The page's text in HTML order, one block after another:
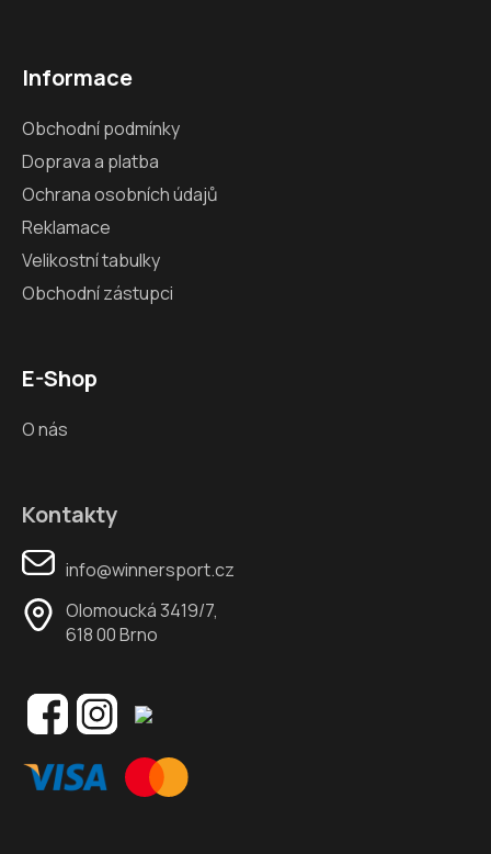
Informace
Obchodní podmínky
Doprava a platba
Ochrana osobních údajů
Reklamace
Velikostní tabulky
Obchodní zástupci
E-Shop
O nás
Kontakty
info@winnersport.cz
Olomoucká 3419/7,
618 00 Brno